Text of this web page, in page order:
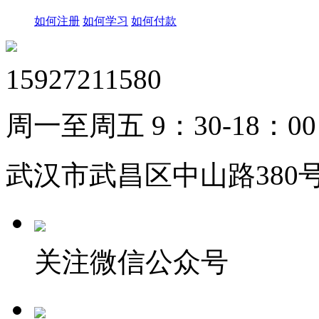
如何注册 如何学习 如何付款
15927211580
周一至周五 9：30-18：00
武汉市武昌区中山路380
关注微信公众号